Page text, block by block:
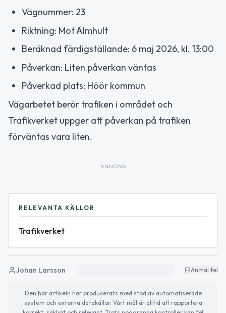
Vägnummer: 23
Riktning: Mot Älmhult
Beräknad färdigställande: 6 maj 2026, kl. 13:00
Påverkan: Liten påverkan väntas
Påverkad plats: Höör kommun
Vägarbetet berör trafiken i området och
Trafikverket uppger att påverkan på trafiken
förväntas vara liten.
ANNONS
RELEVANTA KÄLLOR
Trafikverket
Johan Larsson Anmäl fel
Den här artikeln har producerats med stöd av automatiserade
system och externa datakällor. Vårt mål är alltid att rapportera